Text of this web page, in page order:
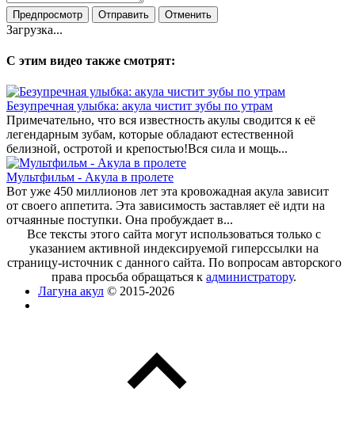
Загрузка...
С этим видео также смотрят:
Безупречная улыбка: акула чистит зубы по утрам
Примечательно, что вся известность акулы сводится к её
легендарным зубам, которые обладают естественной
белизной, остротой и крепостью!Вся сила и мощь...
Мультфильм - Акула в пролете
Вот уже 450 миллионов лет эта кровожадная акула зависит
от своего аппетита. Эта зависимость заставляет её идти на
отчаянные поступки. Она пробуждает в...
Все тексты этого сайта могут использоваться только с
указанием активной индексируемой гиперссылки на
страницу-источник с данного сайта. По вопросам авторского
права просьба обращаться кадминистратору.
Лагуна акул © 2015-2026